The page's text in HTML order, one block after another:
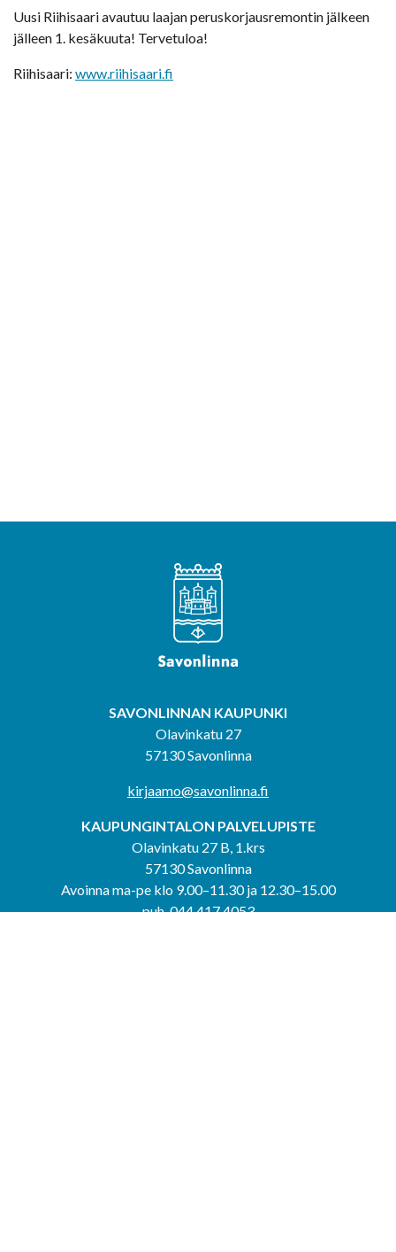
Uusi Riihisaari avautuu laajan peruskorjausremontin jälkeen
jälleen 1. kesäkuuta! Tervetuloa!
Riihisaari: www.riihisaari.fi
SAVONLINNAN KAUPUNKI
Olavinkatu 27
57130 Savonlinna
kirjaamo@savonlinna.fi
KAUPUNGINTALON PALVELUPISTE
Olavinkatu 27 B, 1.krs
57130 Savonlinna
Avoinna ma-pe klo 9.00–11.30 ja 12.30–15.00
puh. 044 417 4053